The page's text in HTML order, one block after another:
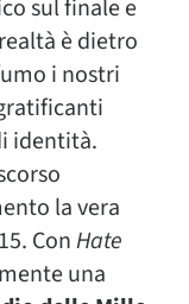
sul finale e
è dietro
i nostri
identità.
la vera
ConHate
una